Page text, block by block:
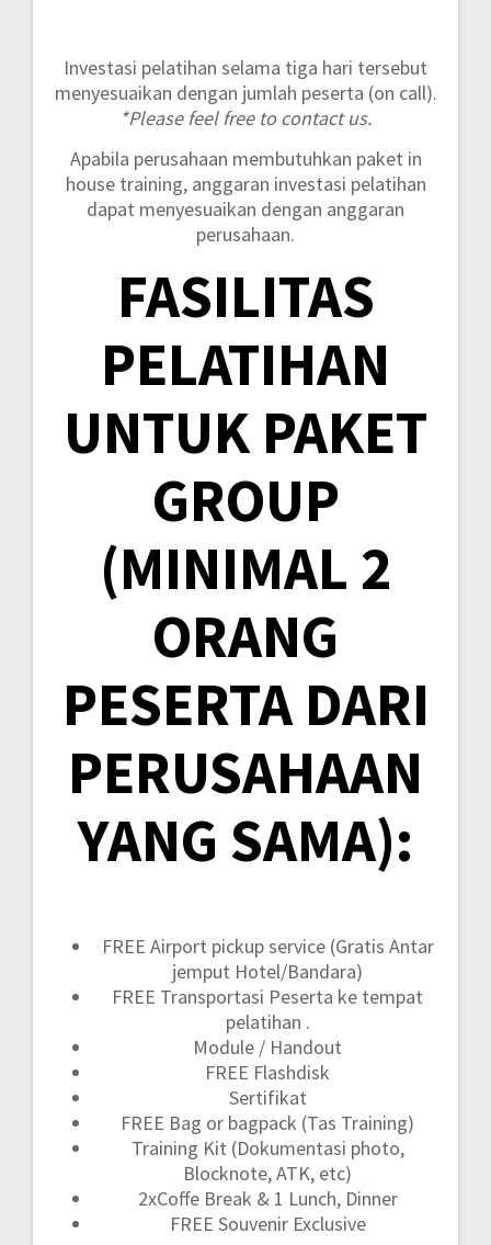
Investasi pelatihan selama tiga hari tersebut
menyesuaikan dengan jumlah peserta (on call).
*Please feel free to contact us.
Apabila perusahaan membutuhkan paket in
house training, anggaran investasi pelatihan
dapat menyesuaikan dengan anggaran
perusahaan.
FASILITAS
PELATIHAN
UNTUK PAKET
GROUP
(MINIMAL 2
ORANG
PESERTA DARI
PERUSAHAAN
YANG SAMA):
FREE Airport pickup service (Gratis Antar
jemput Hotel/Bandara)
FREE Transportasi Peserta ke tempat
pelatihan .
Module / Handout
FREE Flashdisk
Sertifikat
FREE Bag or bagpack (Tas Training)
Training Kit (Dokumentasi photo,
Blocknote, ATK, etc)
2xCoffe Break & 1 Lunch, Dinner
FREE Souvenir Exclusive